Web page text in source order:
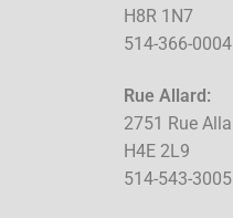
H8R 1N7
514-366-0004
Rue Allard:
2751 Rue
H4E 2L9
514-543-3005